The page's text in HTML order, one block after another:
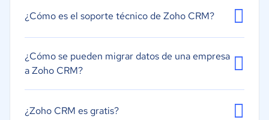
¿Cómo es el soporte técnico de Zoho CRM?
¿Cómo se pueden migrar datos de una empresa
a Zoho CRM?
¿Zoho CRM es gratis?